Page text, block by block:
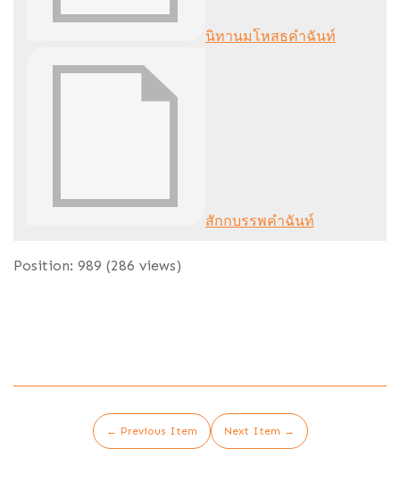
นิทานมโหสธคำฉันท์
สักกบรรพคำฉันท์
Position: 989 (286 views)
← Previous Item Next Item →